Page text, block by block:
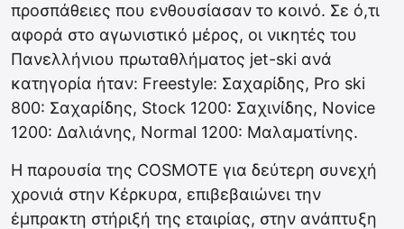
προσπάθειες που ενθουσίασαν το κοινό. Σε ό,τι
αφορά στο αγωνιστικό μέρος, οι νικητές του
Πανελλήνιου πρωταθλήματος jet-ski ανά
κατηγορία ήταν: Freestyle: Σαχαρίδης, Pro ski
800: Σαχαρίδης, Stock 1200: Σαχινίδης, Novice
1200: Δαλιάνης, Normal 1200: Mαλαματίνης.
Η παρουσία της COSMOTE για δεύτερη συνεχή
χρονιά στην Κέρκυρα, επιβεβαιώνει την
έμπρακτη στήριξή της εταιρίας, στην ανάπτυξη